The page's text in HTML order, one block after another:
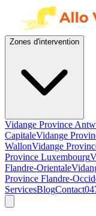
Zones d'intervention
Vidange Province
CapitaleVidange
WallonVidange
Province Luxembourg
Flandre-Orientale
Province Flandre-
ServicesBlogContact